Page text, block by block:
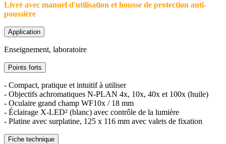
Livré avec manuel d'utilisation et housse de protection anti-
poussière
Application
Enseignement, laboratoire
Points forts
- Compact, pratique et intuitif à utiliser
- Objectifs achromatiques N-PLAN 4x, 10x, 40x et 100x (huile)
- Oculaire grand champ WF10x / 18 mm
- Éclairage X-LED² (blanc) avec contrôle de la lumière
- Platine avec surplatine, 125 x 116 mm avec valets de fixation
Fiche technique